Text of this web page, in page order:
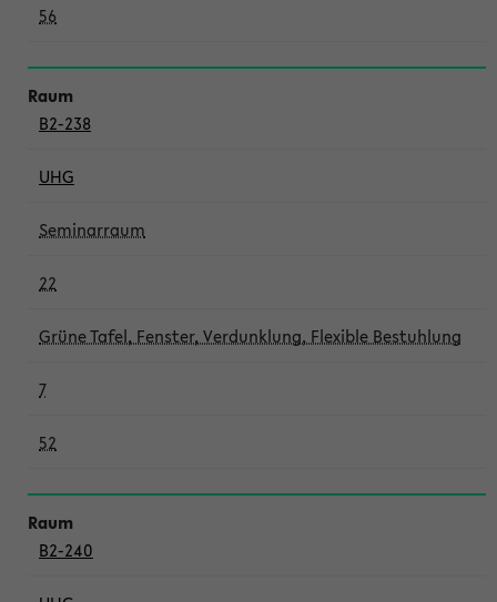
56
B2-238
UHG
Seminarraum
22
Grüne Tafel, Fenster, Verdunklung, Flexible Bestuhlung
7
52
B2-240